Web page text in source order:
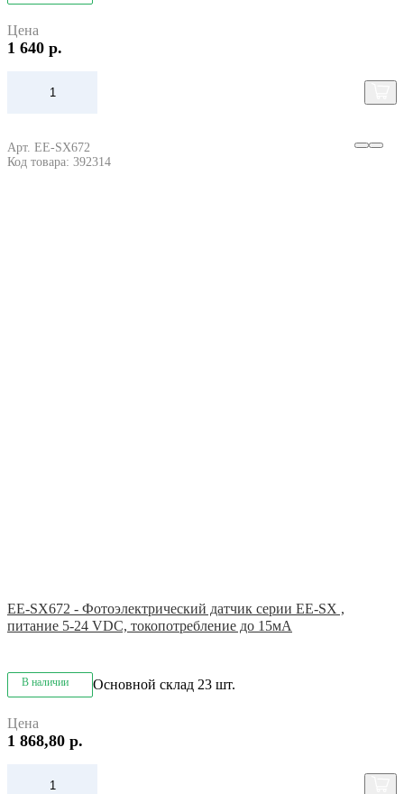
Цена
1 640 р.
Арт. EE-SX672
Код товара: 392314
EE-SX672 - Фотоэлектрический датчик серии EE-SX ,
питание 5-24 VDC, токопотребление до 15мА
В наличии Основной склад 23 шт.
Цена
1 868,80 р.